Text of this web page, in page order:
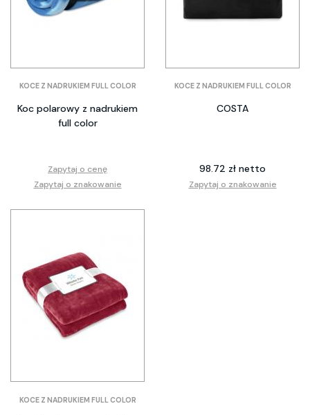
KOCE Z NADRUKIEM FULL COLOR
Koc polarowy z nadrukiem
full color
Zapytaj o cenę
Zapytaj o znakowanie
KOCE Z NADRUKIEM FULL COLOR
COSTA
98.72 zł netto
Zapytaj o znakowanie
KOCE Z NADRUKIEM FULL COLOR